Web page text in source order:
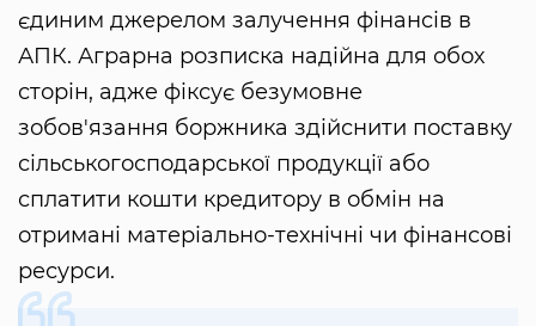
єдиним джерелом залучення фінансів в
АПК. Аграрна розписка надійна для обох
сторін, адже фіксує безумовне
зобов'язання боржника здійснити поставку
сільськогосподарської продукції або
сплатити кошти кредитору в обмін на
отримані матеріально-технічні чи фінансові
ресурси.